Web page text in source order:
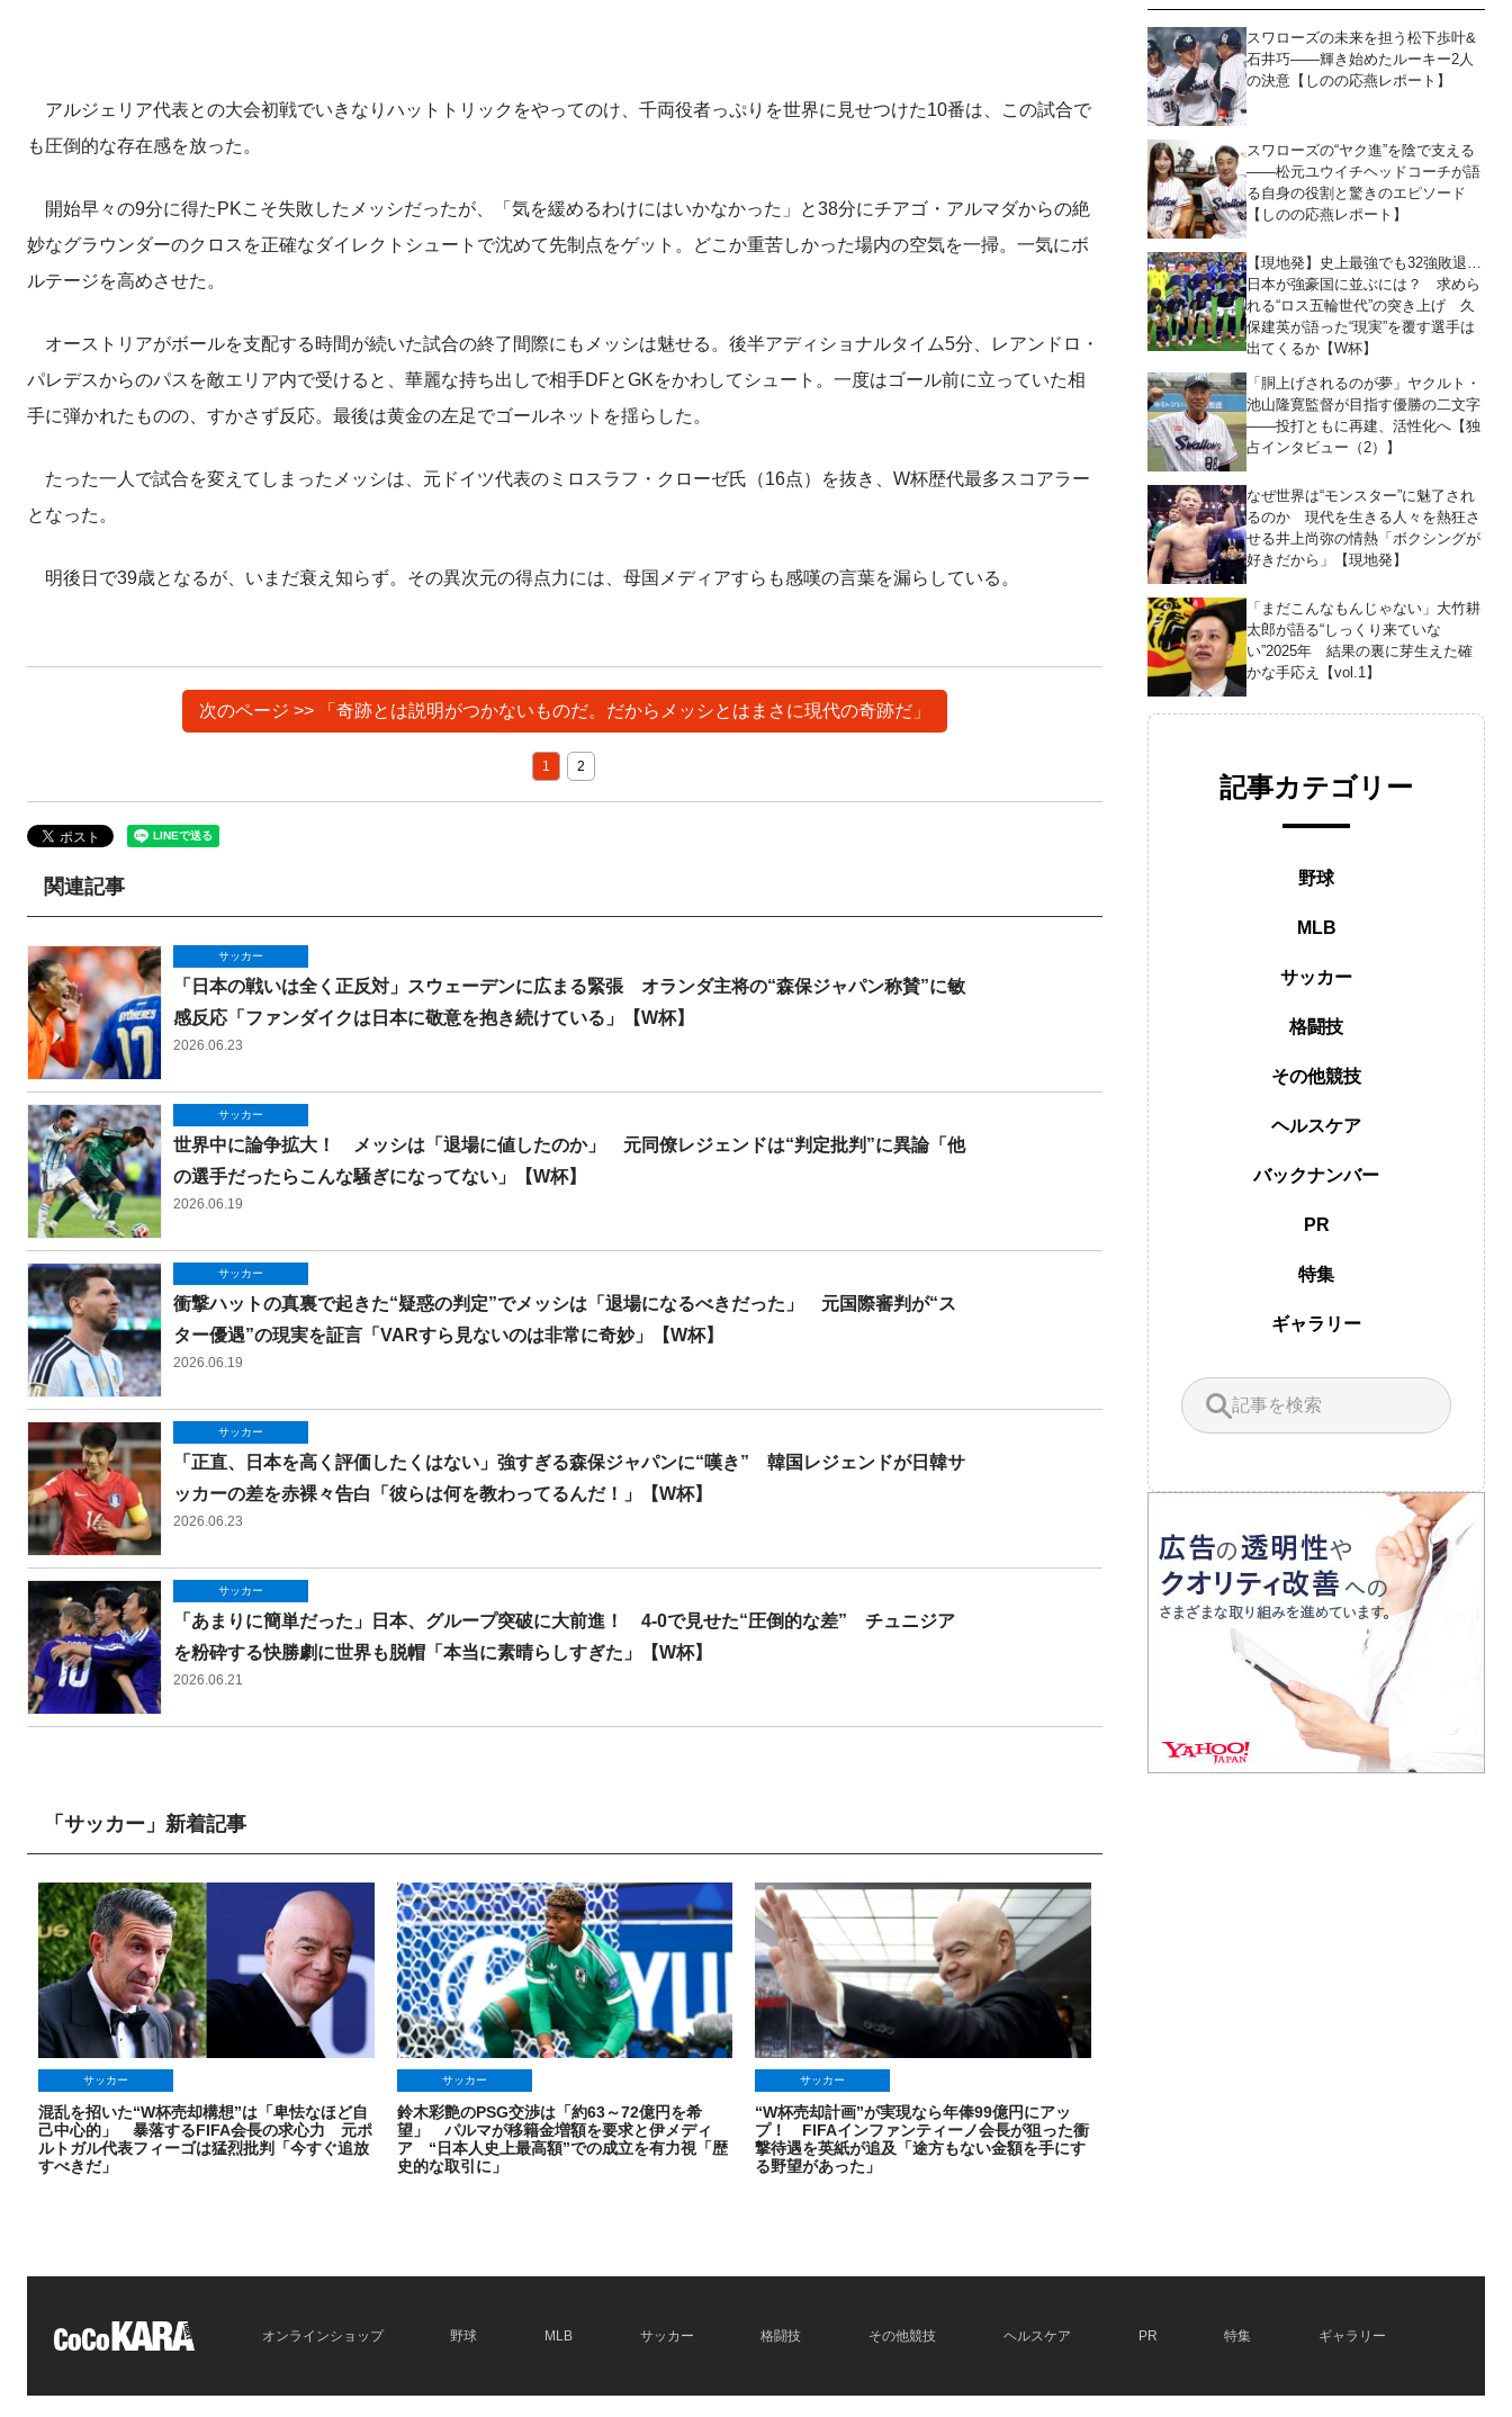
アルジェリア代表との大会初戦でいきなりハットトリックをやってのけ、千両役者っぷりを世界に見せつけた10番は、この試合で
も圧倒的な存在感を放った。
開始早々の9分に得たPKこそ失敗したメッシだったが、「気を緩めるわけにはいかなかった」と38分にチアゴ・アルマダからの絶
妙なグラウンダーのクロスを正確なダイレクトシュートで沈めて先制点をゲット。どこか重苦しかった場内の空気を一掃。一気にボ
ルテージを高めさせた。
オーストリアがボールを支配する時間が続いた試合の終了間際にもメッシは魅せる。後半アディショナルタイム5分、レアンドロ・
パレデスからのパスを敵エリア内で受けると、華麗な持ち出しで相手DFとGKをかわしてシュート。一度はゴール前に立っていた相
手に弾かれたものの、すかさず反応。最後は黄金の左足でゴールネットを揺らした。
たった一人で試合を変えてしまったメッシは、元ドイツ代表のミロスラフ・クローゼ氏（16点）を抜き、W杯歴代最多スコアラー
となった。
明後日で39歳となるが、いまだ衰え知らず。その異次元の得点力には、母国メディアすらも感嘆の言葉を漏らしている。
次のページ >> 「奇跡とは説明がつかないものだ。だからメッシとはまさに現代の奇跡だ」
1 2
関連記事
サッカー
「日本の戦いは全く正反対」スウェーデンに広まる緊張 オランダ主将の“森保ジャパン称賛”に敏
感反応「ファンダイクは日本に敬意を抱き続けている」【W杯】
2026.06.23
サッカー
世界中に論争拡大！ メッシは「退場に値したのか」 元同僚レジェンドは“判定批判”に異論「他
の選手だったらこんな騒ぎになってない」【W杯】
2026.06.19
サッカー
衝撃ハットの真裏で起きた“疑惑の判定”でメッシは「退場になるべきだった」 元国際審判が“ス
ター優遇”の現実を証言「VARすら見ないのは非常に奇妙」【W杯】
2026.06.19
サッカー
「正直、日本を高く評価したくはない」強すぎる森保ジャパンに“嘆き” 韓国レジェンドが日韓サ
ッカーの差を赤裸々告白「彼らは何を教わってるんだ！」【W杯】
2026.06.23
サッカー
「あまりに簡単だった」日本、グループ突破に大前進！ 4-0で見せた“圧倒的な差” チュニジア
を粉砕する快勝劇に世界も脱帽「本当に素晴らしすぎた」【W杯】
2026.06.21
「サッカー」新着記事
サッカー
混乱を招いた“W杯売却構想”は「卑怯なほど自
己中心的」 暴落するFIFA会長の求心力 元ポ
ルトガル代表フィーゴは猛烈批判「今すぐ追放
すべきだ」
サッカー
鈴木彩艶のPSG交渉は「約63～72億円を希
望」 パルマが移籍金増額を要求と伊メディ
ア “日本人史上最高額”での成立を有力視「歴
史的な取引に」
サッカー
“W杯売却計画”が実現なら年俸99億円にアッ
プ！ FIFAインファンティーノ会長が狙った衝
撃待遇を英紙が追及「途方もない金額を手にす
る野望があった」
スワローズの未来を担う松下歩叶&
石井巧――輝き始めたルーキー2人
の決意【しのの応燕レポート】
スワローズの“ヤク進”を陰で支える
――松元ユウイチヘッドコーチが語
る自身の役割と驚きのエピソード
【しのの応燕レポート】
【現地発】史上最強でも32強敗退…
日本が強豪国に並ぶには？ 求めら
れる“ロス五輪世代”の突き上げ 久
保建英が語った“現実”を覆す選手は
出てくるか【W杯】
「胴上げされるのが夢」ヤクルト・
池山隆寛監督が目指す優勝の二文字
――投打ともに再建、活性化へ【独
占インタビュー（2）】
なぜ世界は“モンスター”に魅了され
るのか 現代を生きる人々を熱狂さ
せる井上尚弥の情熱「ボクシングが
好きだから」【現地発】
「まだこんなもんじゃない」大竹耕
太郎が語る“しっくり来ていな
い”2025年 結果の裏に芽生えた確
かな手応え【vol.1】
記事カテゴリー
野球
MLB
サッカー
格闘技
その他競技
ヘルスケア
バックナンバー
PR
特集
ギャラリー
オンラインショップ 野球 MLB サッカー 格闘技 その他競技 ヘルスケア PR 特集 ギャラリー